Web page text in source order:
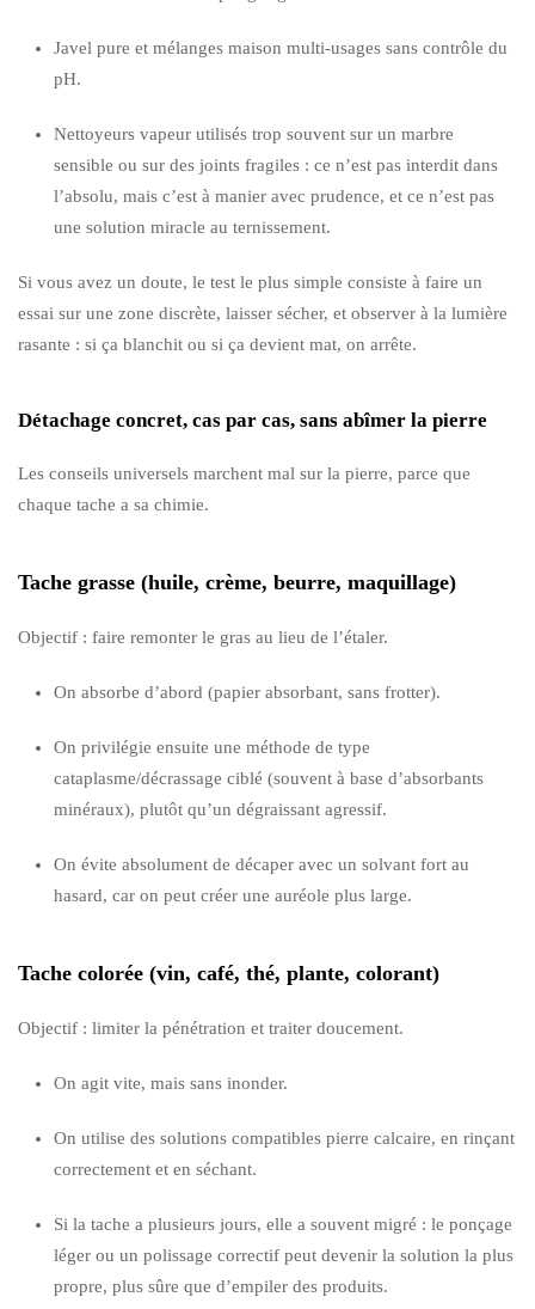
Javel pure et mélanges maison multi-usages sans contrôle du
pH.
Nettoyeurs vapeur utilisés trop souvent sur un marbre
sensible ou sur des joints fragiles : ce n’est pas interdit dans
l’absolu, mais c’est à manier avec prudence, et ce n’est pas
une solution miracle au ternissement.
Si vous avez un doute, le test le plus simple consiste à faire un
essai sur une zone discrète, laisser sécher, et observer à la lumière
rasante : si ça blanchit ou si ça devient mat, on arrête.
Détachage concret, cas par cas, sans abîmer la pierre
Les conseils universels marchent mal sur la pierre, parce que
chaque tache a sa chimie.
Tache grasse (huile, crème, beurre, maquillage)
Objectif : faire remonter le gras au lieu de l’étaler.
On absorbe d’abord (papier absorbant, sans frotter).
On privilégie ensuite une méthode de type
cataplasme/décrassage ciblé (souvent à base d’absorbants
minéraux), plutôt qu’un dégraissant agressif.
On évite absolument de décaper avec un solvant fort au
hasard, car on peut créer une auréole plus large.
Tache colorée (vin, café, thé, plante, colorant)
Objectif : limiter la pénétration et traiter doucement.
On agit vite, mais sans inonder.
On utilise des solutions compatibles pierre calcaire, en rinçant
correctement et en séchant.
Si la tache a plusieurs jours, elle a souvent migré : le ponçage
léger ou un polissage correctif peut devenir la solution la plus
propre, plus sûre que d’empiler des produits.